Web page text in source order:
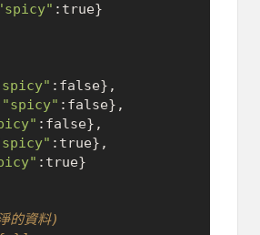
: true}
: false},
"spicy" : false},
: false},
: true},
: true}
的資料)